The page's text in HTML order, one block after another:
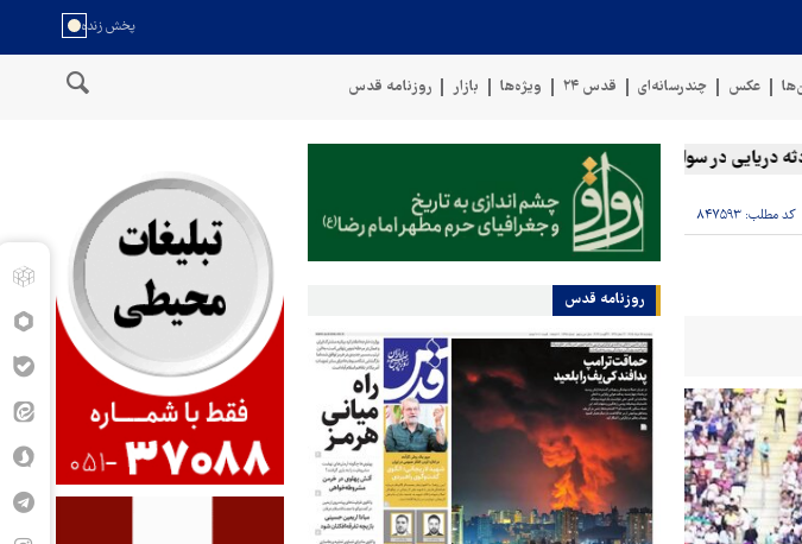
عکس چندرسانه‌ای قدس ۲۴ ویژه‌ها بازار روزنامه قدس
در سواحل عمان سخنگوی نیروهای مسلح یمن: کشتی نفتی عربستان را با موشک بالستیک هدف قرار دادیم
کد مطلب: ۸۴۷۵۹۳
روزنامه قدس